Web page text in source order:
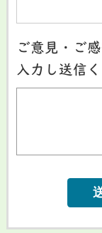
ご意見・ご
入力し送信く